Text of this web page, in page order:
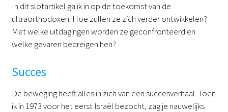
In dit slotartikel ga ik in op de toekomst van de
ultraorthodoxen. Hoe zullen ze zich verder ontwikkelen?
Met welke uitdagingen worden ze geconfronteerd en
welke gevaren bedreigen hen?
Succes
De beweging heeft alles in zich van een succesverhaal. Toen
ik in 1973 voor het eerst Israël bezocht, zag je nauwelijks